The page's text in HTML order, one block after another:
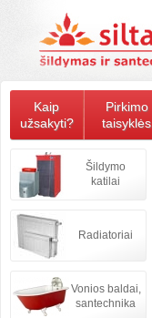
Kaip
užsakyti?
Pirkimo
taisyklės
Šildymo
katilai
Radiatoriai
Vonios baldai,
santechnika